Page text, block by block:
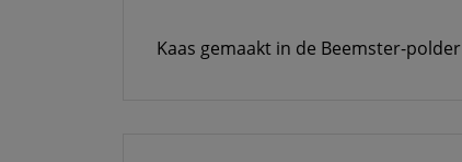
Kaas gemaakt in de Beemster-polder